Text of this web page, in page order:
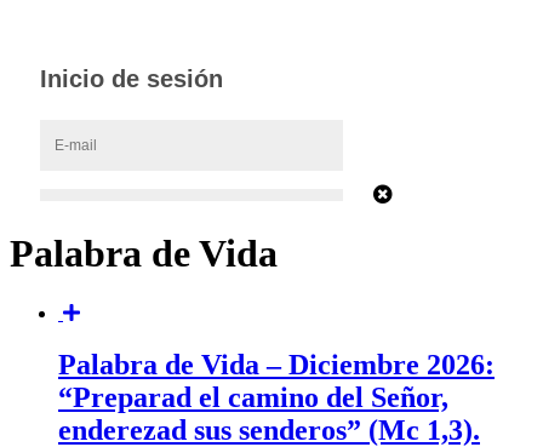
Palabra de Vida
Palabra de Vida – Diciembre 2026:
“Preparad el camino del Señor,
enderezad sus senderos” (Mc 1,3).